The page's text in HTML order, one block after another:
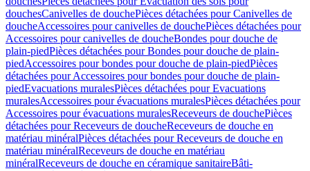
douchesCanivelles de douchePièces détachées pour Canivelles de
doucheAccessoires pour canivelles de douchePièces détachées pour
Accessoires pour canivelles de doucheBondes pour douche de
plain-piedPièces détachées pour Bondes pour douche de plain-
piedAccessoires pour bondes pour douche de plain-piedPièces
détachées pour Accessoires pour bondes pour douche de plain-
piedEvacuations muralesPièces détachées pour Evacuations
muralesAccessoires pour évacuations muralesPièces détachées pour
Accessoires pour évacuations muralesReceveurs de douchePièces
détachées pour Receveurs de doucheReceveurs de douche en
matériau minéralPièces détachées pour Receveurs de douche en
matériau minéralReceveurs de douche en matériau
minéralReceveurs de douche en céramique sanitaireBâti-